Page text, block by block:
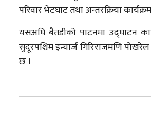
परिवार भेटघाट तथा अन्तरक्रिया
यसअघि बैतडीको पाटनमा उद्घाटन
सुदूरपश्चिम इन्चार्ज गिरिराजमणि
छ ।